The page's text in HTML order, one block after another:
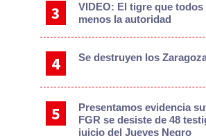
VIDEO: El tigre que
menos la autoridad
Se destruyen los
Presentamos evidencia
FGR se desiste de 48
juicio del Jueves Negro